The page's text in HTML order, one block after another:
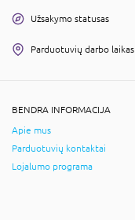
Užsakymo statusas
Parduotuvių darbo laikas
BENDRA INFORMACIJA
Apie mus
Parduotuvių kontaktai
Lojalumo programa